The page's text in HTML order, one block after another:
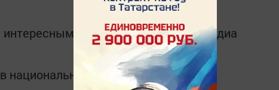
в Telegram-каналеТатмедиа
национальном мессенджере MАХ: